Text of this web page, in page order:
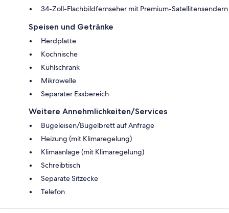
34-Zoll-Flachbildfernseher mit Premium-Satellitensendern
Speisen und Getränke
Herdplatte
Kochnische
Kühlschrank
Mikrowelle
Separater Essbereich
Weitere Annehmlichkeiten/Services
Bügeleisen/Bügelbrett auf Anfrage
Heizung (mit Klimaregelung)
Klimaanlage (mit Klimaregelung)
Schreibtisch
Separate Sitzecke
Telefon